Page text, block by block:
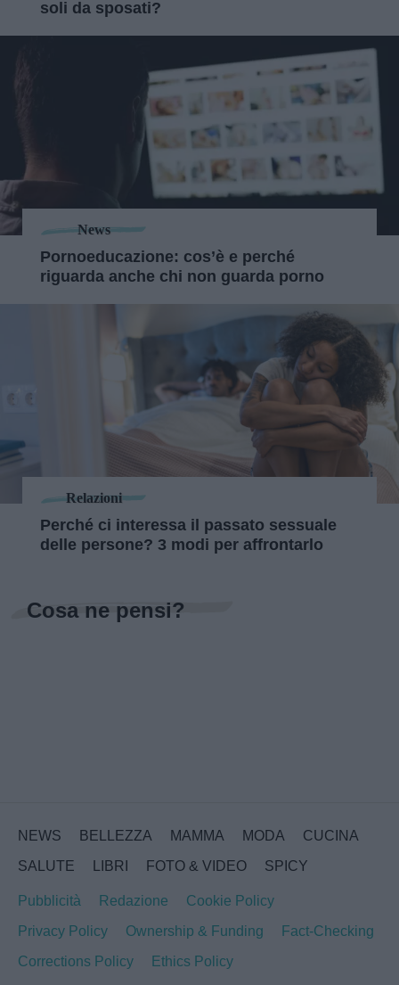
soli da sposati?
News
Pornoeducazione: cos’è e perché
riguarda anche chi non guarda porno
Relazioni
Perché ci interessa il passato sessuale
delle persone? 3 modi per affrontarlo
Cosa ne pensi?
NEWS BELLEZZA MAMMA MODA
CUCINA
SALUTE
LIBRI FOTO & VIDEO SPICY
Pubblicità Redazione
Cookie Policy
Privacy Policy
Ownership & Funding
Fact-Checking
Corrections Policy
Ethics Policy